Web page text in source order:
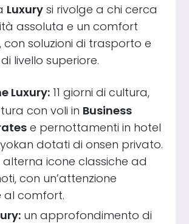
Luxury si rivolge a chi cerca
assoluta e un comfort
con soluzioni di trasporto e
livello superiore.
Luxury: 11 giorni di cultura,
con voli in Business
e pernottamenti in hotel
dotati di onsen privato.
icone classiche ad
con un’attenzione
al comfort.
un approfondimento di